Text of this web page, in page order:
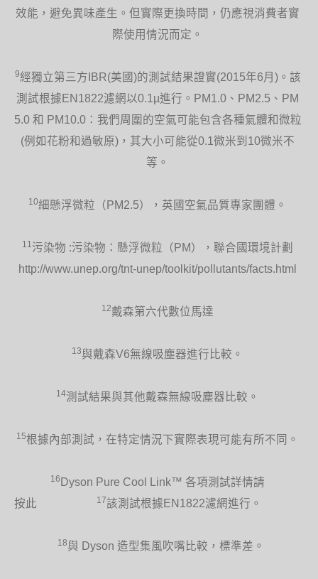
效能，避免異味產生。但實際更換時間，仍應視消費者實
際使用情況而定。
9經獨立第三方IBR(美國)的測試結果證實(2015年6月)。該
測試根據EN1822濾網以0.1µ進行。PM1.0、PM2.5、PM
5.0 和 PM10.0：我們周圍的空氣可能包含各種氣體和微粒
(例如花粉和過敏原)，其大小可能從0.1微米到10微米不
等。
10細懸浮微粒（PM2.5），英國空氣品質專家團體。
11 污染物 :污染物：懸浮微粒（PM），聯合國環境計劃
http://www.unep.org/tnt-unep/toolkit/pollutants/facts.html
12戴森第六代數位馬達
13與戴森V6無線吸塵器進行比較。
14測試結果與其他戴森無線吸塵器比較。
15根據內部測試，在特定情況下實際表現可能有所不同。
16 Dyson Pure Cool Link™ 各項測試詳情請
按此
17該測試根據EN1822濾網進行。
18與 Dyson 造型集風吹嘴比較，標準差。